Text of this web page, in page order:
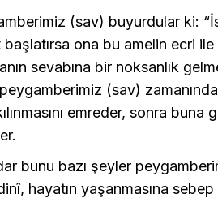
(sav) buyurdular ki:
ona bu amelin ecri
sevabına bir noksanlık
(sav) zamanında
emreder, sonra
bunu bazı şeyler
hayatın yaşanmasına